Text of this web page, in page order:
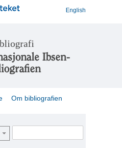
English
Ibsen-
Om bibliografien